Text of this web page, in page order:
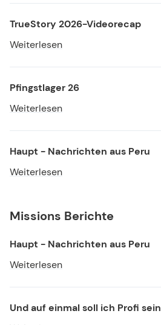
TrueStory 2026-Videorecap
Weiterlesen
Pfingstlager 26
Weiterlesen
Haupt - Nachrichten aus Peru
Weiterlesen
Missions Berichte
Haupt - Nachrichten aus Peru
Weiterlesen
Und auf einmal soll ich Profi sein